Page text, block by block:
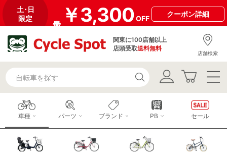
土･日
限定
￥3,300OFF
クーポン詳細
関東に100店舗以上
店頭受取送料無料
店舗検索
車種 パーツ ブランド PB セール